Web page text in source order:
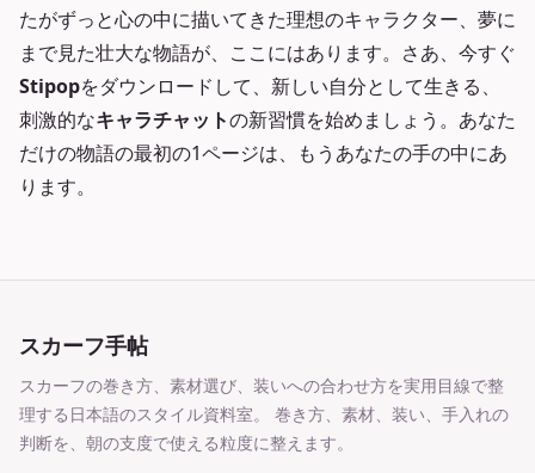
たがずっと心の中に描いてきた理想のキャラクター、夢に
まで見た壮大な物語が、ここにはあります。さあ、今すぐ
Stipopをダウンロードして、新しい自分として生きる、
刺激的なキャラチャットの新習慣を始めましょう。あなた
だけの物語の最初の1ページは、もうあなたの手の中にあ
ります。
スカーフ手帖
スカーフの巻き方、素材選び、装いへの合わせ方を実用目線で整
理する日本語のスタイル資料室。
巻き方、素材、装い、手入れの
判断を、朝の支度で使える粒度に整えます。